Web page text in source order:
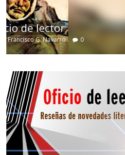
Un vergel en las
nostalgia
12 octubre, 2024 Francisco G.